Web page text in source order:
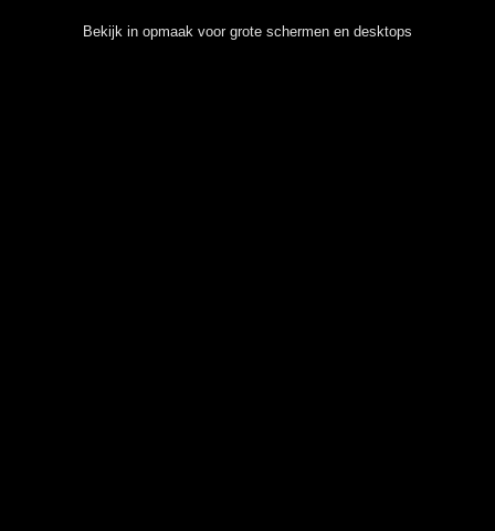
Bekijk in opmaak voor grote schermen en desktops